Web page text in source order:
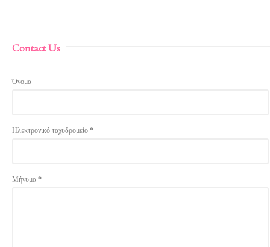
Contact Us
Όνομα
Ηλεκτρονικό ταχυδρομείο *
Μήνυμα *